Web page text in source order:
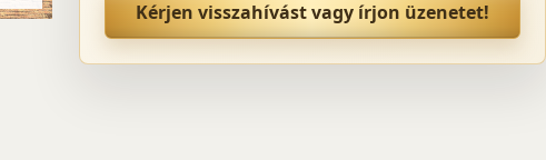
Kérjen visszahívást vagy írjon üzenetet!